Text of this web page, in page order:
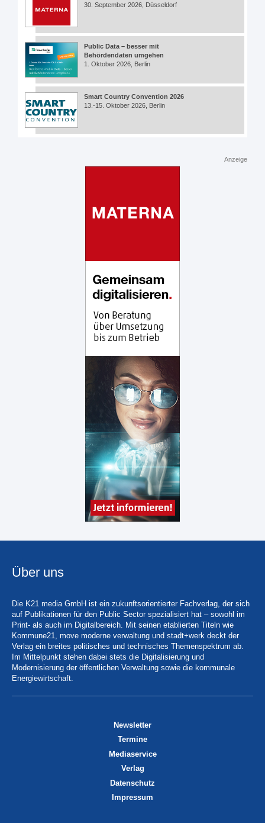
30. September 2026, Düsseldorf
Public Data – besser mit
Behördendaten umgehen
1. Oktober 2026, Berlin
Smart Country Convention 2026
13.-15. Oktober 2026, Berlin
Anzeige
Über uns
Die K21 media GmbH ist ein zukunftsorientierter Fachverlag, der sich
auf Publikationen für den Public Sector spezialisiert hat – sowohl im
Print- als auch im Digitalbereich. Mit seinen etablierten Titeln wie
Kommune21, move moderne verwaltung und stadt+werk deckt der
Verlag ein breites politisches und technisches Themenspektrum ab.
Im Mittelpunkt stehen dabei stets die Digitalisierung und
Modernisierung der öffentlichen Verwaltung sowie die kommunale
Energiewirtschaft.
Newsletter
Termine
Mediaservice
Verlag
Datenschutz
Impressum